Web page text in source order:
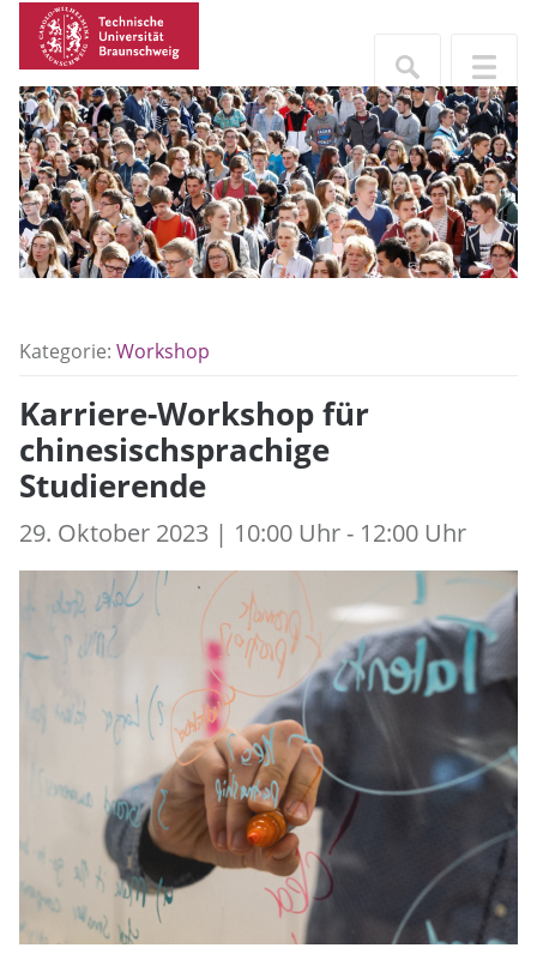
Kategorie: Workshop
Karriere-Workshop für
chinesischsprachige
Studierende
29. Oktober 2023 | 10:00 Uhr - 12:00 Uhr